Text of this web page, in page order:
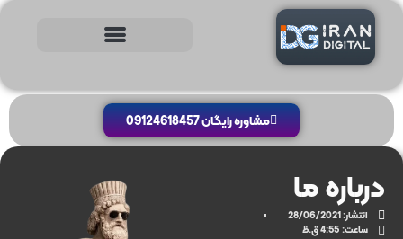
مشاوره رایگان 09124618457
درباره ما
انتشار:28/06/2021
ساعت:4:55 ق.ظ